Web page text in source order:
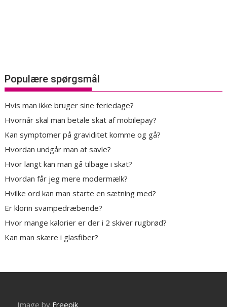
Populære spørgsmål
Hvis man ikke bruger sine feriedage?
Hvornår skal man betale skat af mobilepay?
Kan symptomer på graviditet komme og gå?
Hvordan undgår man at savle?
Hvor langt kan man gå tilbage i skat?
Hvordan får jeg mere modermælk?
Hvilke ord kan man starte en sætning med?
Er klorin svampedræbende?
Hvor mange kalorier er der i 2 skiver rugbrød?
Kan man skære i glasfiber?
Image by Freepik